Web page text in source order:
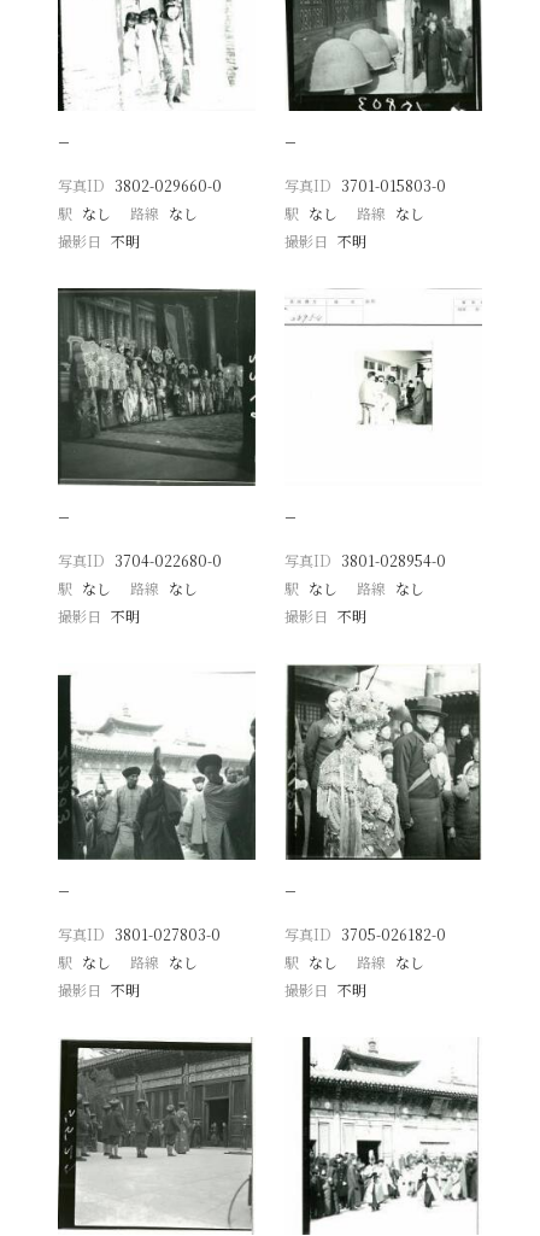
−
写真ID 3802-029660-0
駅 なし 路線 なし
撮影日
不明
−
写真ID 3701-015803-0
駅 なし 路線 なし
撮影日 不明
−
写真ID 3704-022680-0
駅 なし 路線 なし
撮影日
不明
−
写真ID 3801-028954-0
駅 なし 路線 なし
撮影日 不明
−
写真ID 3801-027803-0
駅 なし 路線 なし
撮影日
不明
−
写真ID 3705-026182-0
駅 なし 路線 なし
撮影日 不明